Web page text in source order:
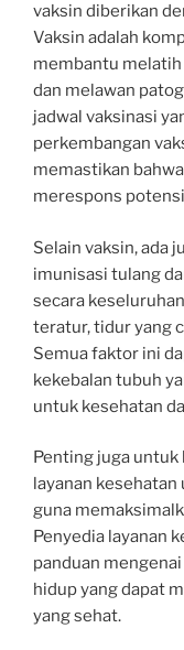
vaksin diberikan
Vaksin adalah
membantu
dan melawan
jadwal vaksinasi
perkembangan
memastikan
merespons
Selain vaksin, ada
imunisasi tulang
secara
teratur, tidur yang
Semua faktor ini
kekebalan tubuh
untuk kesehatan
Penting juga
layanan
guna
Penyedia layanan
panduan
hidup yang dapat
yang sehat.